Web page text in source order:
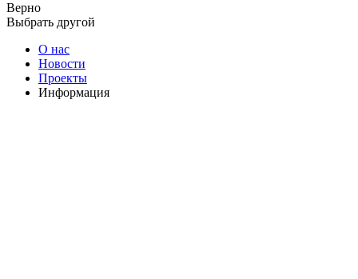
Верно
Выбрать другой
О нас
Новости
Проекты
Информация